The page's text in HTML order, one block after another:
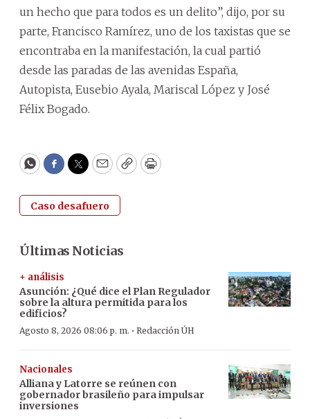
un hecho que para todos es un delito”, dijo, por su
parte, Francisco Ramírez, uno de los taxistas que se
encontraba en la manifestación, la cual partió
desde las paradas de las avenidas España,
Autopista, Eusebio Ayala, Mariscal López y José
Félix Bogado.
WhatsApp
Facebook
Twitter
EmailCopyPrint
Caso desafuero
Últimas Noticias
+ análisis
Asunción: ¿Qué dice el Plan Regulador
sobre la altura permitida para los
edificios?
Agosto 8, 2026 08:06 p. m. · Redacción ÚH
Nacionales
Alliana y Latorre se reúnen con
gobernador brasileño para impulsar
inversiones